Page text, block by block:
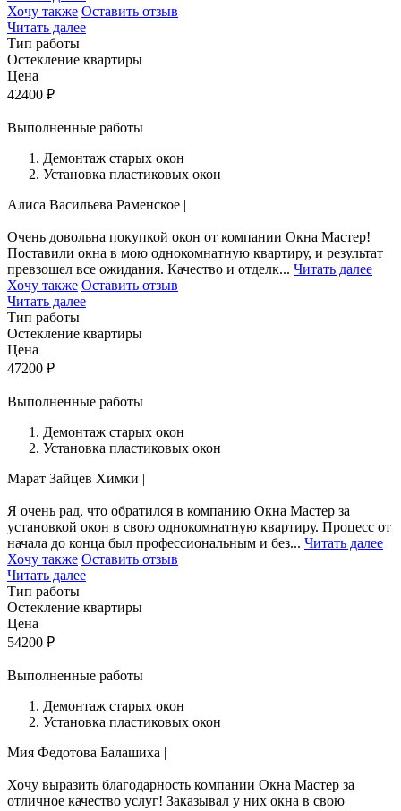
Хочу также Оставить отзыв
Читать далее
Тип работы
Остекление квартиры
Цена
42400 ₽
Выполненные работы
Демонтаж старых окон
Установка пластиковых окон
Алиса Васильева Раменское |
Очень довольна покупкой окон от компании Окна Мастер!
Поставили окна в мою однокомнатную квартиру, и результат
превзошел все ожидания. Качество и отделк... Читать далее
Хочу также Оставить отзыв
Читать далее
Тип работы
Остекление квартиры
Цена
47200 ₽
Выполненные работы
Демонтаж старых окон
Установка пластиковых окон
Марат Зайцев Химки |
Я очень рад, что обратился в компанию Окна Мастер за
установкой окон в свою однокомнатную квартиру. Процесс от
начала до конца был профессиональным и без... Читать далее
Хочу также Оставить отзыв
Читать далее
Тип работы
Остекление квартиры
Цена
54200 ₽
Выполненные работы
Демонтаж старых окон
Установка пластиковых окон
Мия Федотова Балашиха |
Хочу выразить благодарность компании Окна Мастер за
отличное качество услуг! Заказывал у них окна в свою